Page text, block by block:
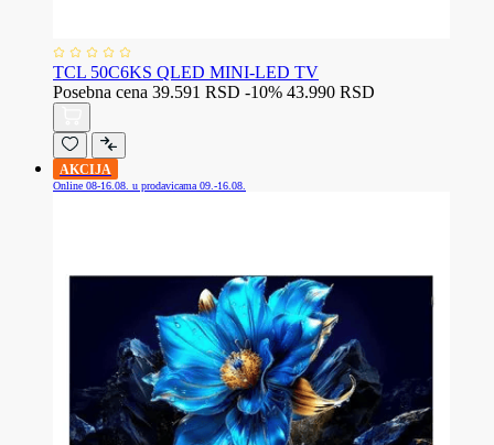
TCL 50C6KS QLED MINI-LED TV
Posebna cena 39.591 RSD -10% 43.990 RSD
AKCIJA
Online 08-16.08. u prodavicama 09.-16.08.